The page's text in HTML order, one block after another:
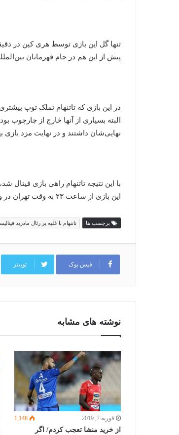
پیش از این هم در جام قهرمانان
در این بازی که تاتنهام تملک توپ
البته بسیاری از آنها خارج از
نهایی‌شان داشتند و در نهایت مزد بازی
با این نتیجه تاتنهام راهی بازی فینال
این بازی از ساعت ۲۳ به وقت تهران در ورزشگاه آلیانتس آره‌نا برگزار خواهد شد.
برچسب ها تاتنهام با غلبه بر رئال مادرید
فیس بوک توییتر
نوشته های مشابه
فوریه 7, 2019 1,148
از خرید منشا تعجب کردم/ اگر